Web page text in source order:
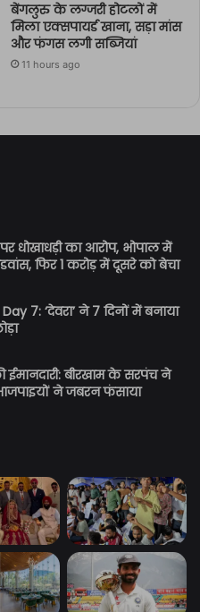
बेंगलुरु के लग्जरी होटलों में
मिला एक्सपायर्ड खाना, सड़ा मांस
और फंगस लगी सब्जियां
11 hours ago
धोखाधड़ी का आरोप, भोपाल में
फिर 1 करोड़ में दूसरे को बेचा
7: ‘देवरा’ ने 7 दिनों में बनाया
बीरखाम के सरपंच ने
ने जबरन फंसाया